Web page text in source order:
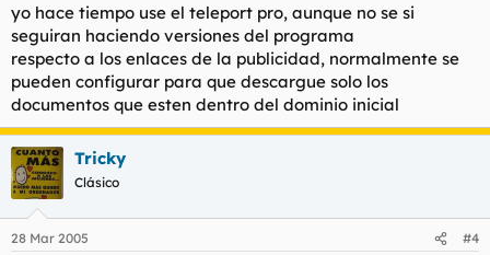
yo hace tiempo use el teleport pro, aunque no se si
seguiran haciendo versiones del programa
respecto a los enlaces de la publicidad, normalmente se
pueden configurar para que descargue solo los
documentos que esten dentro del dominio inicial
Tricky
Clásico
28 Mar 2005 #4